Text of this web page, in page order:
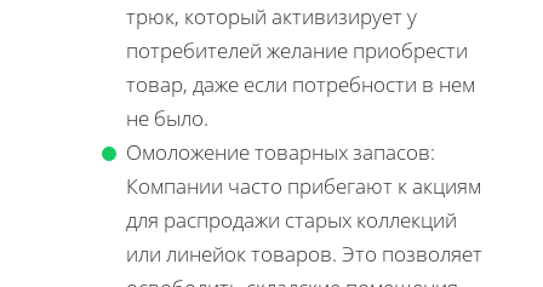
трюк, который активизирует у
потребителей желание приобрести
товар, даже если потребности в нем
не было.
Омоложение товарных запасов:
Компании часто прибегают к акциям
для распродажи старых коллекций
или линейок товаров. Это позволяет